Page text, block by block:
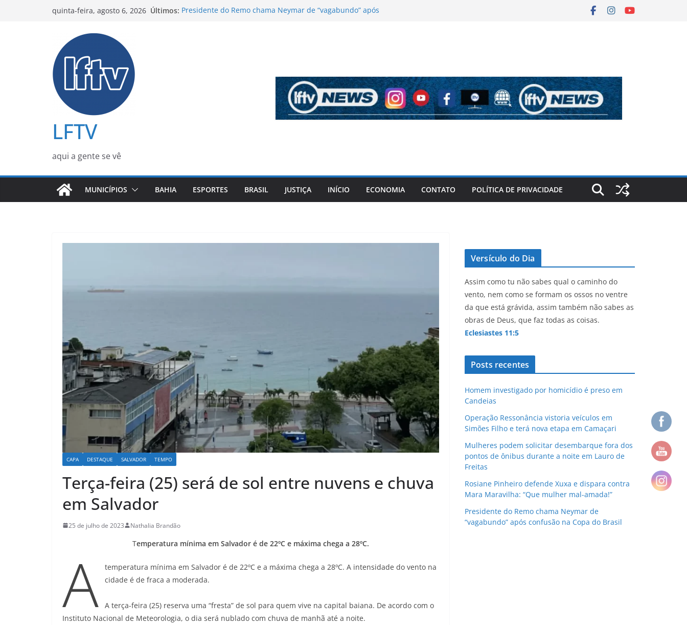
quinta-feira, agosto 6, 2026 Últimos: Presidente do Remo chama Neymar de “vagabundo” após
Rosiane Pinheiro defende Xuxa e dispara contra Mara
Maravilha: “Que mulher mal-amada!”
LFTV
aqui a gente se vê
MUNICÍPIOS BAHIA ESPORTES BRASIL JUSTIÇA INÍCIO ECONOMIA CONTATO POLÍTICA DE PRIVACIDADE
CAPA DESTAQUE SALVADOR TEMPO
Terça-feira (25) será de sol entre nuvens e chuva
em Salvador
25 de julho de 2023 Nathalia Brandão
Temperatura mínima em Salvador é de 22ºC e máxima chega a 28ºC.
A
temperatura mínima em Salvador é de 22ºC e a máxima chega a 28ºC. A intensidade do vento na
cidade é de fraca a moderada.
A terça-feira (25) reserva uma “fresta” de sol para quem vive na capital baiana. De acordo com o
Instituto Nacional de Meteorologia, o dia será nublado com chuva de manhã até a noite.
Versículo do Dia
Assim como tu não sabes qual o caminho do
vento, nem como se formam os ossos no ventre
da que está grávida, assim também não sabes as
obras de Deus, que faz todas as coisas.
Eclesiastes 11:5
Posts recentes
Homem investigado por homicídio é preso em
Candeias
Operação Ressonância vistoria veículos em
Simões Filho e terá nova etapa em Camaçari
Mulheres podem solicitar desembarque fora dos
pontos de ônibus durante a noite em Lauro de
Freitas
Rosiane Pinheiro defende Xuxa e dispara contra
Mara Maravilha: “Que mulher mal-amada!”
Presidente do Remo chama Neymar de
“vagabundo” após confusão na Copa do Brasil